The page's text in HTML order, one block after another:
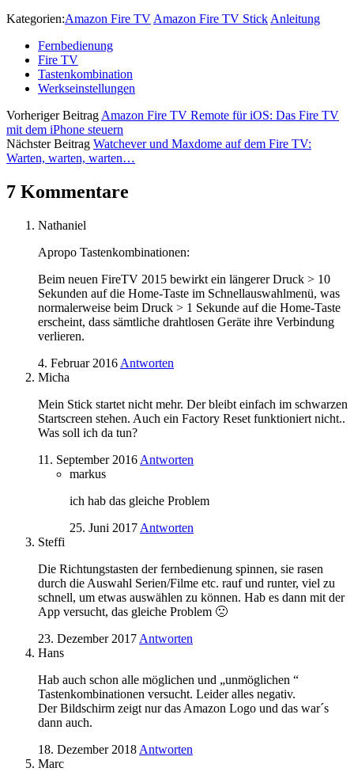
Kategorien:Amazon Fire TVAmazon Fire TV StickAnleitung
Fernbedienung
Fire TV
Tastenkombination
Werkseinstellungen
Vorheriger BeitragAmazon Fire TV Remote für iOS: Das Fire TV
mit dem iPhone steuern
Nächster Beitrag Watchever und Maxdome auf dem Fire TV:
Warten, warten, warten…
7 Kommentare
Nathaniel
Apropo Tastenkombinationen:
Beim neuen FireTV 2015 bewirkt ein längerer Druck > 10
Sekunden auf die Home-Taste im Schnellauswahlmenü, was
normalerweise beim Druck > 1 Sekunde auf die Home-Taste
erscheint, dass sämtliche drahtlosen Geräte ihre Verbindung
verlieren.
4. Februar 2016 Antworten
Micha
Mein Stick startet nicht mehr. Der bleibt einfach im schwarzen
Startscreen stehen. Auch ein Factory Reset funktioniert nicht..
Was soll ich da tun?
11. September 2016 Antworten
markus
ich hab das gleiche Problem
25. Juni 2017 Antworten
Steffi
Die Richtungstasten der fernbedienung spinnen, sie rasen
durch die Auswahl Serien/Filme etc. rauf und runter, viel zu
schnell, um etwas auswählen zu können. Hab es dann mit der
App versucht, das gleiche Problem 🙁
23. Dezember 2017 Antworten
Hans
Hab auch schon alle möglichen und „unmöglichen “
Tastenkombinationen versucht. Leider alles negativ.
Der Bildschirm zeigt nur das Amazon Logo und das war´s
dann auch.
18. Dezember 2018 Antworten
Marc